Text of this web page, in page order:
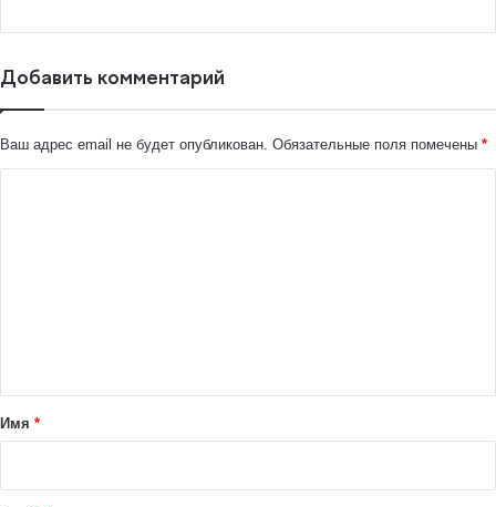
Добавить комментарий
Ваш адрес email не будет опубликован. Обязательные поля помечены *
аИмя *